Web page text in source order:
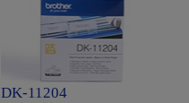
DK-11204